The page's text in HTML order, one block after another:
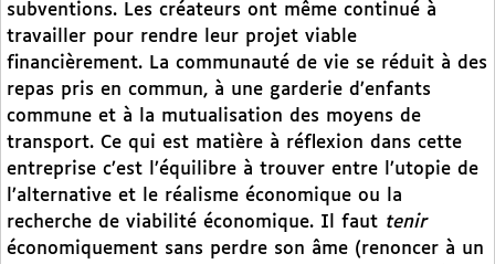
subventions. Les créateurs ont même continué à
travailler pour rendre leur projet viable
financièrement. La communauté de vie se réduit à des
repas pris en commun, à une garderie d’enfants
commune et à la mutualisation des moyens de
transport. Ce qui est matière à réflexion dans cette
entreprise c’est l’équilibre à trouver entre l’utopie de
l’alternative et le réalisme économique ou la
recherche de viabilité économique. Il faut tenir
économiquement sans perdre son âme (renoncer à un